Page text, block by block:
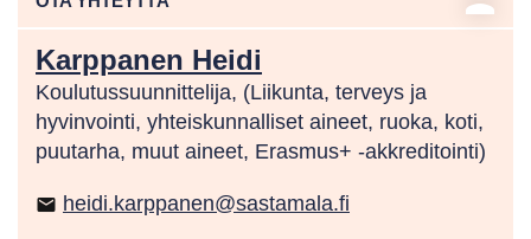
Karppanen Heidi
Koulutussuunnittelija, (Liikunta, terveys ja
hyvinvointi, yhteiskunnalliset aineet, ruoka, koti,
puutarha, muut aineet, Erasmus+ -akkreditointi)
email heidi.karppanen@sastamala.fi